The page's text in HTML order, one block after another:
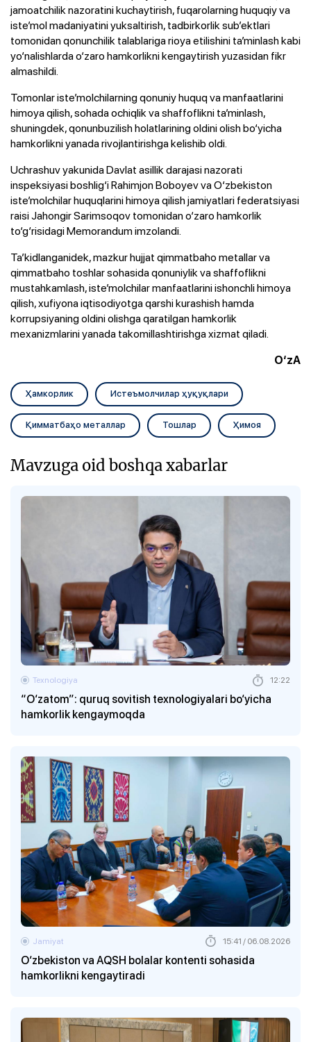
jamoatchilik nazoratini kuchaytirish, fuqarolarning huquqiy va
iste’mol madaniyatini yuksaltirish, tadbirkorlik sub’ektlari
tomonidan qonunchilik talablariga rioya etilishini ta’minlash kabi
yo‘nalishlarda o‘zaro hamkorlikni kengaytirish yuzasidan fikr
almashildi.
Tomonlar iste’molchilarning qonuniy huquq va manfaatlarini
himoya qilish, sohada ochiqlik va shaffoflikni ta’minlash,
shuningdek, qonunbuzilish holatlarining oldini olish bo‘yicha
hamkorlikni yanada rivojlantirishga kelishib oldi.
Uchrashuv yakunida Davlat asillik darajasi nazorati
inspeksiyasi boshlig‘i Rahimjon Boboyev va O‘zbekiston
iste’molchilar huquqlarini himoya qilish jamiyatlari federatsiyasi
raisi Jahongir Sarimsoqov tomonidan o‘zaro hamkorlik
to‘g‘risidagi Memorandum imzolandi.
Ta’kidlanganidek, mazkur hujjat qimmatbaho metallar va
qimmatbaho toshlar sohasida qonuniylik va shaffoflikni
mustahkamlash, iste’molchilar manfaatlarini ishonchli himoya
qilish, xufiyona iqtisodiyotga qarshi kurashish hamda
korrupsiyaning oldini olishga qaratilgan hamkorlik
mexanizmlarini yanada takomillashtirishga xizmat qiladi.
O‘zA
Ҳамкорлик Истеъмолчилар ҳуқуқлари
Қимматбаҳо металлар Тошлар Ҳимоя
Mavzuga oid boshqa xabarlar
“O‘zatom”: quruq sovitish texnologiyalari bo‘yicha
hamkorlik kengaymoqda
Texnologiya 12:22
O‘zbekiston va AQSH bolalar kontenti sohasida
hamkorlikni kengaytiradi
Jamiyat 15:41 / 06.08.2026